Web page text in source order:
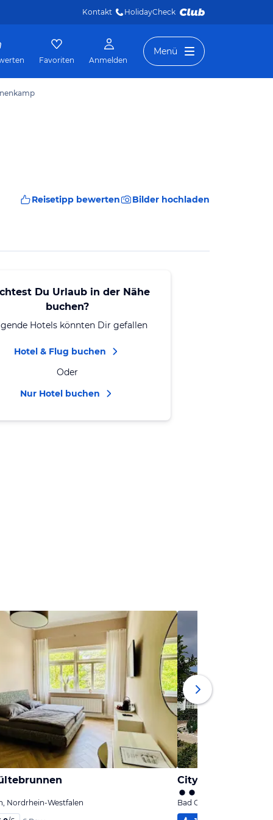
Kontakt HolidayCheck
Favoriten Anmelden
Menü
Reisetipp bewerten Bilder hochladen
Du Urlaub in der Nähe
buchen?
Hotels könnten Dir gefallen
Hotel & Flug buchen
Oder
Nur Hotel buchen
Nordrhein-Westfalen
City Hotel
Bad Oeynhausen,